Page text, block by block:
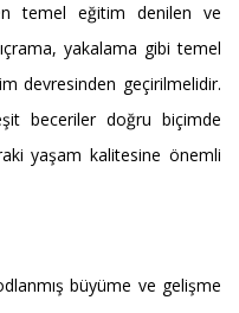
temel eğitim denilen ve
yakalama gibi temel
devresinden geçirilmelidir.
beceriler doğru biçimde
yaşam kalitesine önemli
büyüme ve gelişme